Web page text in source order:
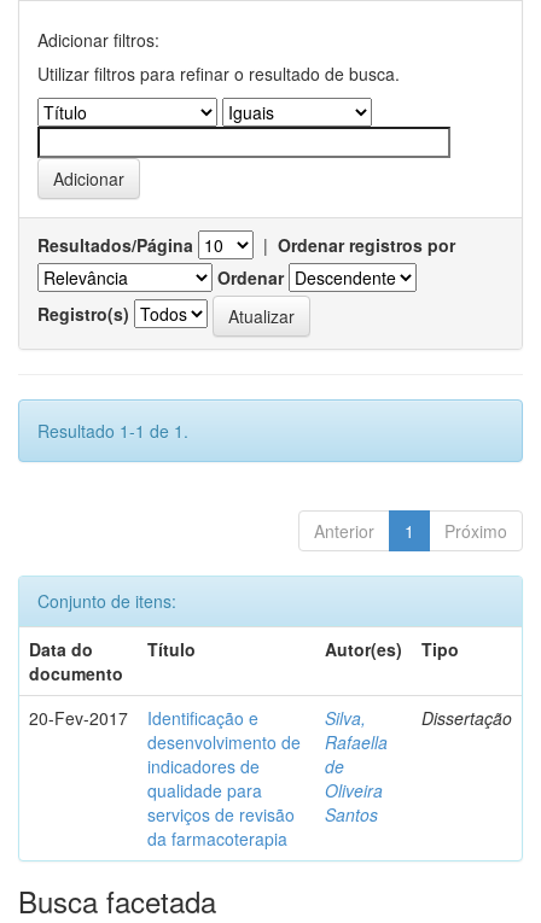
Adicionar filtros:
Utilizar filtros para refinar o resultado de busca.
Resultados/Página | Ordenar registros por
Ordenar
Registro(s)
Resultado 1-1 de 1.
Anterior 1 Próximo
Conjunto de itens:
Data do
documento
Título Autor(es) Tipo
20-Fev-2017
Identificação e
desenvolvimento de
indicadores de
qualidade para
serviços de revisão
da farmacoterapia
Silva,
Rafaella
de
Oliveira
Santos
Dissertação
Busca facetada